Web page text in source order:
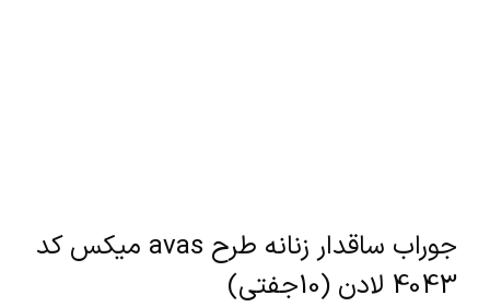
جوراب ساقدار زنانه طرح avas میکس کد
4043 لادن (10جفتی)